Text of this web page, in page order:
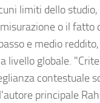
limiti dello
o il fatto
e medio
livello globale.
contestuale
principale